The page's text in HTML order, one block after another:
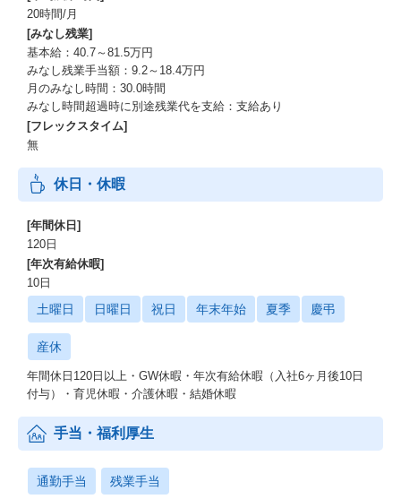
20時間/月
[みなし残業]
基本給：40.7～81.5万円
みなし残業手当額：9.2～18.4万円
月のみなし時間：30.0時間
みなし時間超過時に別途残業代を支給：支給あり
[フレックスタイム]
無
休日・休暇
[年間休日]
120日
[年次有給休暇]
10日
土曜日 日曜日 祝日 年末年始 夏季 慶弔
産休
年間休日120日以上・GW休暇・年次有給休暇（入社6ヶ月後10日
付与）・育児休暇・介護休暇・結婚休暇
手当・福利厚生
通勤手当 残業手当